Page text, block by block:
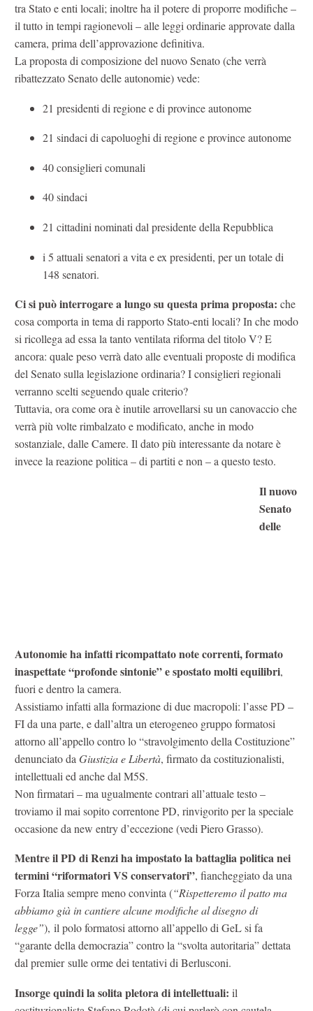
tra Stato e enti locali; inoltre ha il potere di proporre modifiche –
il tutto in tempi ragionevoli – alle leggi ordinarie approvate dalla
camera, prima dell’approvazione definitiva.
La proposta di composizione del nuovo Senato (che verrà
ribattezzato Senato delle autonomie) vede:
21 presidenti di regione e di province autonome
21 sindaci di capoluoghi di regione e province autonome
40 consiglieri comunali
40 sindaci
21 cittadini nominati dal presidente della Repubblica
i 5 attuali senatori a vita e ex presidenti, per un totale di
148 senatori.
Ci si può interrogare a lungo su questa prima proposta: che
cosa comporta in tema di rapporto Stato-enti locali? In che modo
si ricollega ad essa la tanto ventilata riforma del titolo V? E
ancora: quale peso verrà dato alle eventuali proposte di modifica
del Senato sulla legislazione ordinaria? I consiglieri regionali
verranno scelti seguendo quale criterio?
Tuttavia, ora come ora è inutile arrovellarsi su un canovaccio che
verrà più volte rimbalzato e modificato, anche in modo
sostanziale, dalle Camere. Il dato più interessante da notare è
invece la reazione politica – di partiti e non – a questo testo.
Il nuovo
Senato
delle
Autonomie ha infatti ricompattato note correnti, formato
inaspettate “profonde sintonie” e spostato molti equilibri,
fuori e dentro la camera.
Assistiamo infatti alla formazione di due macropoli: l’asse PD –
FI da una parte, e dall’altra un eterogeneo gruppo formatosi
attorno all’appello contro lo “stravolgimento della Costituzione”
denunciato da Giustizia e Libertà, firmato da costituzionalisti,
intellettuali ed anche dal M5S.
Non firmatari – ma ugualmente contrari all’attuale testo –
troviamo il mai sopito correntone PD, rinvigorito per la speciale
occasione da new entry d’eccezione (vedi Piero Grasso).
Mentre il PD di Renzi ha impostato la battaglia politica nei
termini “riformatori VS conservatori”, fiancheggiato da una
Forza Italia sempre meno convinta (“Rispetteremo il patto ma
abbiamo già in cantiere alcune modifiche al disegno di
legge”), il polo formatosi attorno all’appello di GeL si fa
“garante della democrazia” contro la “svolta autoritaria” dettata
dal premier sulle orme dei tentativi di Berlusconi.
Insorge quindi la solita pletora di intellettuali: il